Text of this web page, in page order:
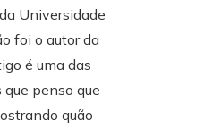
Universidade
foi o autor da
é uma das
penso que
quão